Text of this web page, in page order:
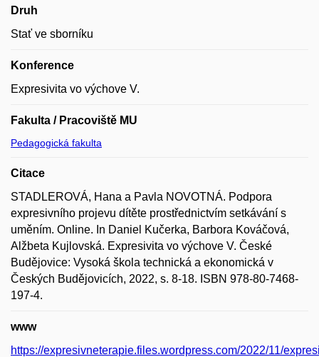
Druh
Stať ve sborníku
Konference
Expresivita vo výchove V.
Fakulta / Pracoviště MU
Pedagogická fakulta
Citace
STADLEROVÁ, Hana a Pavla NOVOTNÁ. Podpora
expresivního projevu dítěte prostřednictvím setkávání s
uměním. Online. In Daniel Kučerka, Barbora Kováčová,
Alžbeta Kujlovská. Expresivita vo výchove V. České
Budějovice: Vysoká škola technická a ekonomická v
Českých Budějovicích, 2022, s. 8-18. ISBN 978-80-7468-
197-4.
www
https://expresivneterapie.files.wordpress.com/2022/11/